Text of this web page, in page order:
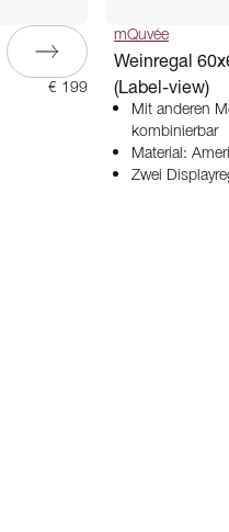
€ 199
mQuvée
Weinregal
(Label-view)
Mit anderen
kombinierbar
Material:
Zwei